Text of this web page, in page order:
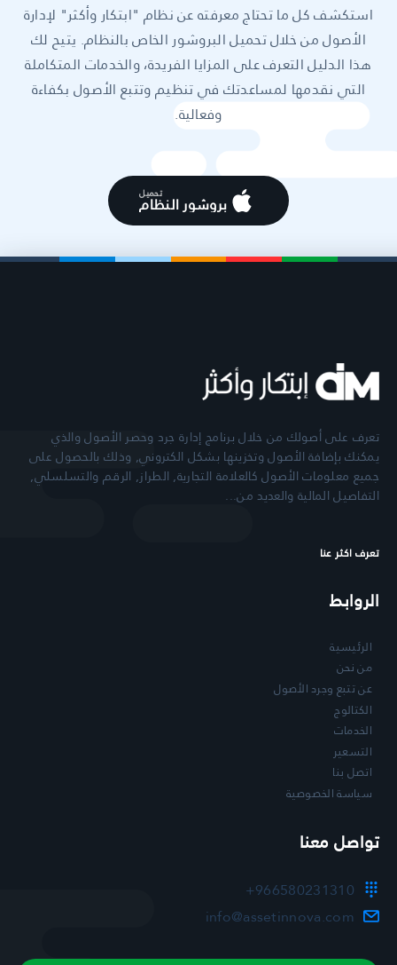
استكشف كل ما تحتاج معرفته عن نظام "ابتكار وأكثر" لإدارة
الأصول من خلال تحميل البروشور الخاص بالنظام. يتيح لك
هذا الدليل التعرف على المزايا الفريدة، والخدمات المتكاملة
التي نقدمها لمساعدتك في تنظيم وتتبع الأصول بكفاءة
وفعالية.
تحميل
بروشور النظام
تعرف على أصولك من خلال برنامج إدارة جرد وحصر الأصول والذي
يمكنك بإضافة الأصول وتخزينها بشكل الكتروني, وذلك بالحصول على
جميع معلومات الأصول كالعلامة التجارية, الطراز, الرقم والتسلسلي,
التفاصيل المالية والعديد من...
تعرف اكثر عنا
الروابط
الرئيسية
من نحن
عن تتبع وجرد الأصول
الكتالوج
الخدمات
التسعير
اتصل بنا
سياسة الخصوصية
تواصل معنا
+966580231310
info@assetinnova.com